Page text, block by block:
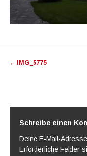
Navigation
← IMG_5775
Schreibe einen
Deine E-Mail-
Erforderliche Felder